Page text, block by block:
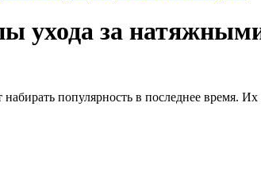
ухода за
популярность в последнее время.